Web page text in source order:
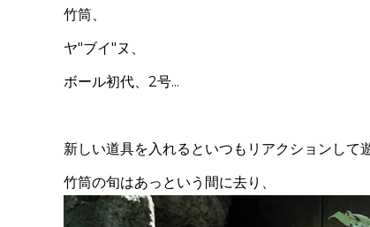
竹筒、
ヤ"ブイ" ヌ、
ボール初代、 2号...
新しい道具を入れるといつもリアクションして
竹筒の旬はあっという間に去り、